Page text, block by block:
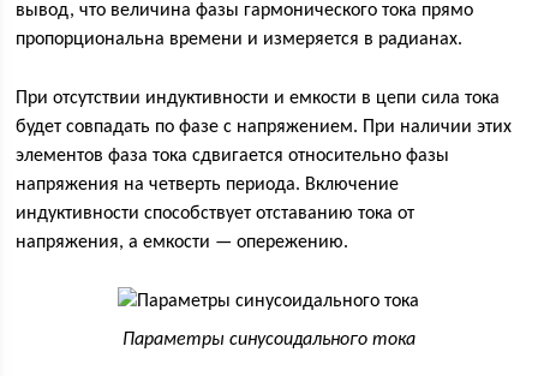
вывод, что величина фазы гармонического тока прямо
пропорциональна времени и измеряется в радианах.
При отсутствии индуктивности и емкости в цепи сила тока
будет совпадать по фазе с напряжением. При наличии этих
элементов фаза тока сдвигается относительно фазы
напряжения на четверть периода. Включение
индуктивности способствует отставанию тока от
напряжения, а емкости — опережению.
Параметры синусоидального тока